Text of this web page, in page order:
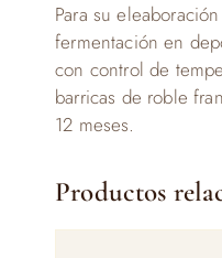
Para su
fermentación en
con control de
barricas de roble
12 meses.
Productos